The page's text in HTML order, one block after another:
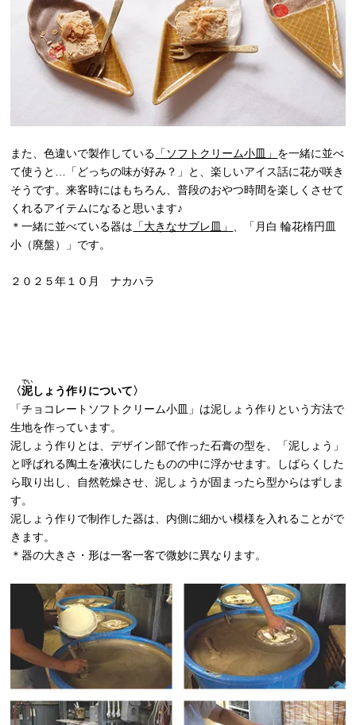
また、色違いで製作している 「ソフトクリーム小皿」 を一緒に並べ
て使うと…「どっちの味が好み？」と、楽しいアイス話に花が咲き
そうです。来客時にはもちろん、普段のおやつ時間を楽しくさせて
くれるアイテムになると思います♪
＊一緒に並べている器は 「大きなサブレ皿」 、「月白 輪花楕円皿
小（廃盤）」です。
２０２５年１０月 ナカハラ
〈泥
でい
しょう作りについて〉
「チョコレートソフトクリーム小皿」は泥しょう作りという方法で
生地を作っています。
泥しょう作りとは、デザイン部で作った石膏の型を、「泥しょう」
と呼ばれる陶土を液状にしたものの中に浮かせます。しばらくした
ら取り出し、自然乾燥させ、泥しょうが固まったら型からはずしま
す。
泥しょう作りで制作した器は、内側に細かい模様を入れることがで
きます。
＊器の大きさ・形は一客一客で微妙に異なります。